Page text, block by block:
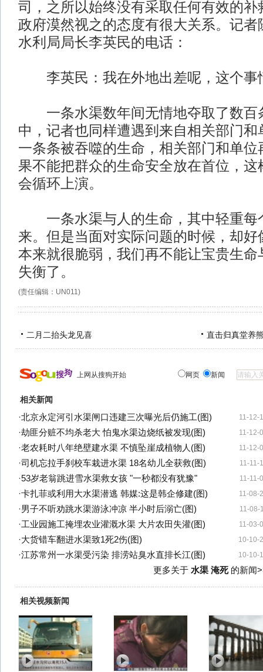
司，之所以始终没有采取任何有效的补
政府漠然视之的态度有很大关系。记者
水利局局长李英民的电话：
李英民：我在外地出差呢，这个事
一条水渠数年间无情地夺取了数百
中，记者也同样遭遇到来自相关部门和
一条条被吞噬的生命，相关部门和单位
果不能把群众的生命安全放在首位，这
会循环上演。
一条水渠与人的生命，其中轻重每
来。但是当面对实际问题的时候，却好
本来就很脆弱，我们再不能让宝贵生命
失衡了。
(责任编辑：UN011)
二月二抬头龙见喜 直击归真堂养
上网从搜狗开始 网页 新闻
相关新闻
11-12-
·北京永定河引水渠闸口违建三次曝光后仍施工(图)
11-12-
·劫匪分赃不均杀老大 怕鬼水渠边烧纸被发现(图)
11-12-
·老农耗时八年绝壁建水渠 不慎坠崖成植物人(图)
11-11-
·司机忘拉手刹校车栽进水渠 18名幼儿全获救(图)
11-11-
·53岁老翁跳进雪水渠救女孩 "一秒都没有犹豫"
11-08-
·卡扎菲或利用大水渠潜逃 韩媒:这是韩企修建(图)
11-08-
·男子不听劝跳水渠游泳冲凉 半小时后溺亡(图)
11-03-
·工业园施工掩埋农业灌溉水渠 大片农田失灌(图)
10-10-
·大货错车翻进水渠致1死2伤(图)
10-10-
·江苏常州一水渠受污染 排涝站臭水直排长江(图)
更多关于 水渠 淹死的新闻
相关视频新闻